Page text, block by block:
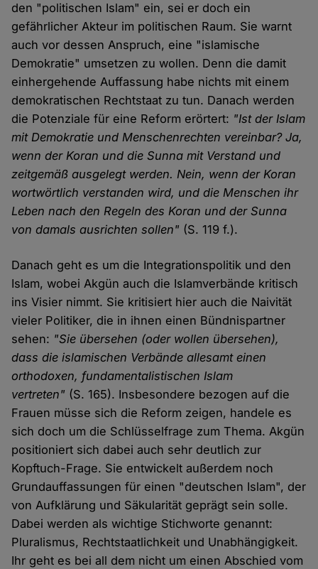
den "politischen Islam" ein, sei er doch ein
gefährlicher Akteur im politischen Raum. Sie warnt
auch vor dessen Anspruch, eine "islamische
Demokratie" umsetzen zu wollen. Denn die damit
einhergehende Auffassung habe nichts mit einem
demokratischen Rechtstaat zu tun. Danach werden
die Potenziale für eine Reform erörtert: "Ist der Islam
mit Demokratie und Menschenrechten vereinbar? Ja,
wenn der Koran und die Sunna mit Verstand und
zeitgemäß ausgelegt werden. Nein, wenn der Koran
wortwörtlich verstanden wird, und die Menschen ihr
Leben nach den Regeln des Koran und der Sunna
von damals ausrichten sollen" (S. 119 f.).
Danach geht es um die Integrationspolitik und den
Islam, wobei Akgün auch die Islamverbände kritisch
ins Visier nimmt. Sie kritisiert hier auch die Naivität
vieler Politiker, die in ihnen einen Bündnispartner
sehen: "Sie übersehen (oder wollen übersehen),
dass die islamischen Verbände allesamt einen
orthodoxen, fundamentalistischen Islam
vertreten" (S. 165). Insbesondere bezogen auf die
Frauen müsse sich die Reform zeigen, handele es
sich doch um die Schlüsselfrage zum Thema. Akgün
positioniert sich dabei auch sehr deutlich zur
Kopftuch-Frage. Sie entwickelt außerdem noch
Grundauffassungen für einen "deutschen Islam", der
von Aufklärung und Säkularität geprägt sein solle.
Dabei werden als wichtige Stichworte genannt:
Pluralismus, Rechtstaatlichkeit und Unabhängigkeit.
Ihr geht es bei all dem nicht um einen Abschied vom